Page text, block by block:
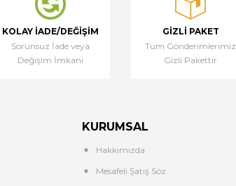
KOLAY İADE/DEĞIŞIM
Sorunsuz İade veya
Değişim İmkanı
GIZLI PAKET
Tüm Gönderimlerimiz
Gizli Pakettir
KURUMSAL
Hakkımızda
Mesafeli Şatış Söz.